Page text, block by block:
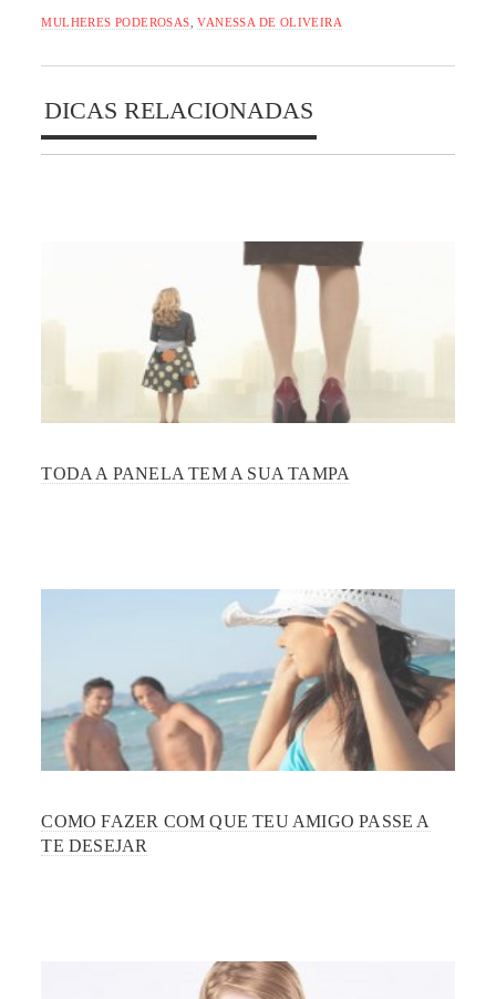
MULHERES PODEROSAS ,VANESSA DE OLIVEIRA
DICAS RELACIONADAS
TODA A PANELA TEM A SUA TAMPA
COMO FAZER COM QUE TEU AMIGO PASSE A
TE DESEJAR